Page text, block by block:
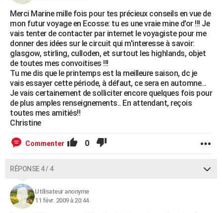
Merci Marine mille fois pour tes précieux conseils en vue de
mon futur voyage en Ecosse: tu es une vraie mine d'or !!! Je
vais tenter de contacter par internet le voyagiste pour me
donner des idées sur le circuit qui m'interesse à savoir:
glasgow, stirling, culloden, et surtout les highlands, objet
de toutes mes convoitises !!!
Tu me dis que le printemps est la meilleure saison, dc je
vais essayer cette période, à défaut, ce sera en automne...
Je vais certainement de solliciter encore quelques fois pour
de plus amples renseignements.. En attendant, reçois
toutes mes amitiés!!
Christine
Commenter 0
RÉPONSE 4 / 4
Utilisateur anonyme
11 févr. 2009 à 20:44